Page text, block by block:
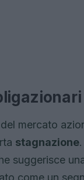
mercato
stagnazione
suggerisce